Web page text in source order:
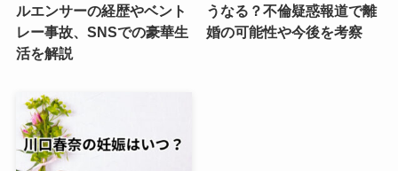
ルエンサーの経歴やベント
レー事故、SNSでの豪華生
活を解説
うなる？不倫疑惑報道で離
婚の可能性や今後を考察